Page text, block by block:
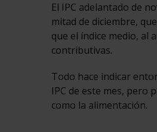
El IPC adelantado de
mitad de diciembre,
que el índice medio, al
contributivas.
Todo hace indicar
IPC de este mes, pero
como la alimentación.